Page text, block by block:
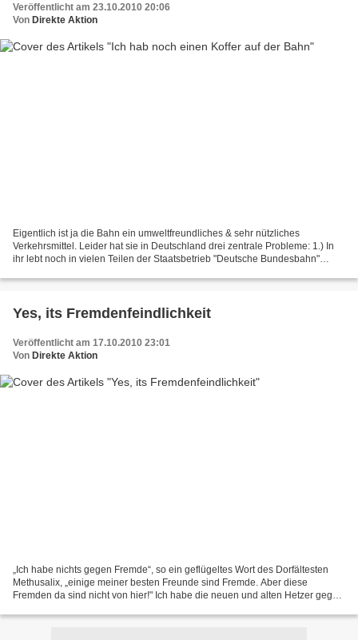
Veröffentlicht am 23.10.2010 20:06
Von Direkte Aktion
Eigentlich ist ja die Bahn ein umweltfreundliches & sehr nützliches
Verkehrsmittel. Leider hat sie in Deutschland drei zentrale Probleme: 1.) In
ihr lebt noch in vielen Teilen der Staatsbetrieb "Deutsche Bundesbahn"
Yes, its Fremdenfeindlichkeit
Veröffentlicht am 17.10.2010 23:01
Von Direkte Aktion
„Ich habe nichts gegen Fremde“, so ein geflügeltes Wort des Dorfältesten
Methusalix, „einige meiner besten Freunde sind Fremde. Aber diese
Fremden da sind nicht von hier!" Ich habe die neuen und alten Hetzer gegen